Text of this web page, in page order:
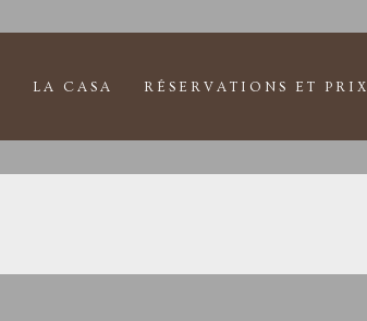
LA CASA RÉSERVATIONS ET PRIX